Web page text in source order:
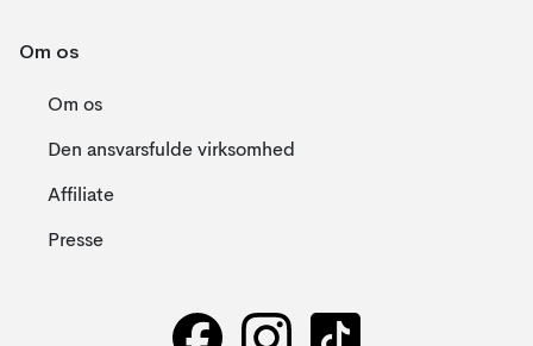
Om os
Om os
Den ansvarsfulde virksomhed
Affiliate
Presse